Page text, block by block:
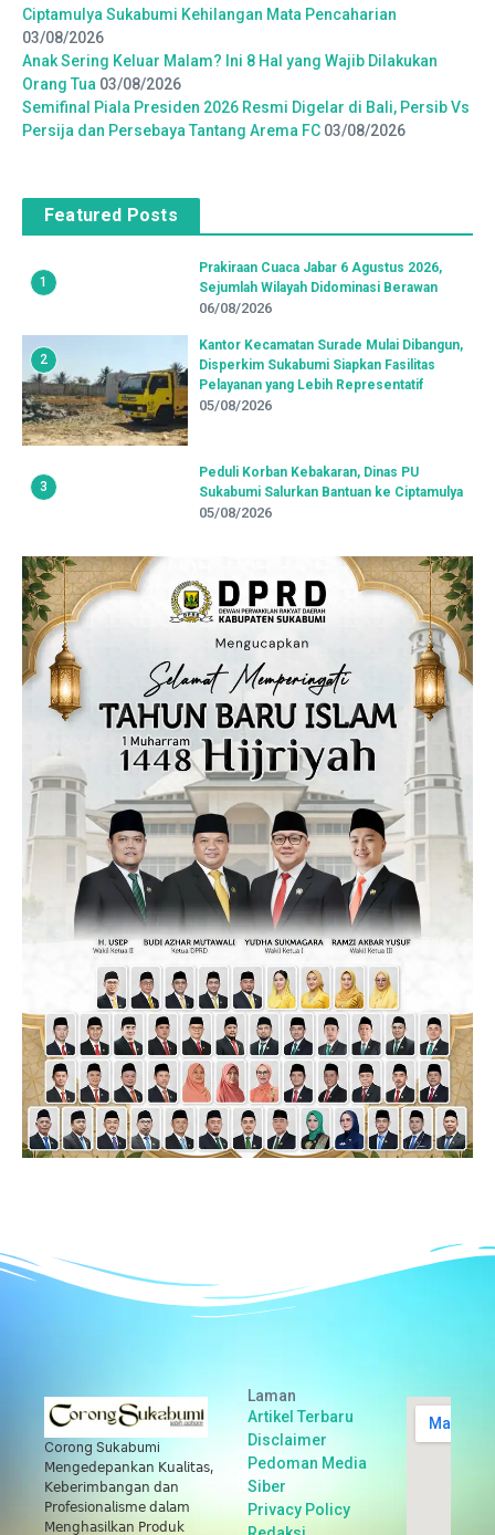
Ciptamulya Sukabumi Kehilangan Mata Pencaharian
03/08/2026
Anak Sering Keluar Malam? Ini 8 Hal yang Wajib Dilakukan
Orang Tua 03/08/2026
Semifinal Piala Presiden 2026 Resmi Digelar di Bali, Persib Vs
Persija dan Persebaya Tantang Arema FC 03/08/2026
Featured Posts
1
Prakiraan Cuaca Jabar 6 Agustus 2026,
Sejumlah Wilayah Didominasi Berawan
06/08/2026
2
Kantor Kecamatan Surade Mulai Dibangun,
Disperkim Sukabumi Siapkan Fasilitas
Pelayanan yang Lebih Representatif
05/08/2026
3
Peduli Korban Kebakaran, Dinas PU
Sukabumi Salurkan Bantuan ke Ciptamulya
05/08/2026
Corong Sukabumi
𝖬𝖾𝗇𝗀𝖾𝖽𝖾𝗉𝖺𝗇𝗄𝖺𝗇 𝖪𝗎𝖺𝗅𝗂𝗍𝖺𝗌,
𝖪𝖾𝖻𝖾𝗋𝗂𝗆𝖻𝖺𝗇𝗀𝖺𝗇 𝖽𝖺𝗇
𝖯𝗋𝗈𝖿𝖾𝗌𝗂𝗈𝗇𝖺𝗅𝗂𝗌𝗆𝖾 𝖽𝖺𝗅𝖺𝗆
𝖬𝖾𝗇𝗀𝗁𝖺𝗌𝗂𝗅𝗄𝖺𝗇 𝖯𝗋𝗈𝖽𝗎𝗄
Laman
Artikel Terbaru
Disclaimer
Pedoman Media
Siber
Privacy Policy